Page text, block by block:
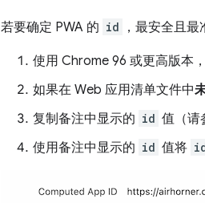
若要确定 PWA 的 id ，最安全且
使用 Chrome 96 或更高版本
如果在 Web 应用清单文件中
复制备注中显示的 id 值（请
使用备注中显示的 id 值将